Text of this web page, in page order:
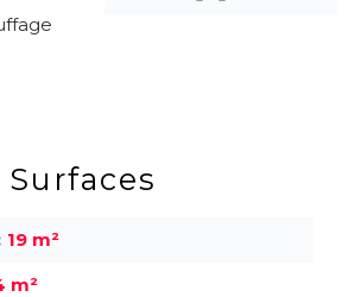
Surfaces
19 m²
m²